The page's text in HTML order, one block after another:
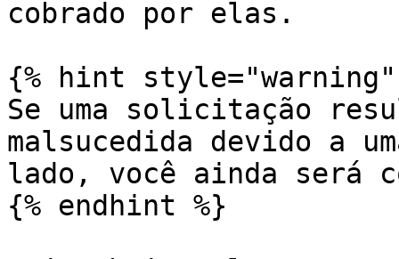
cobrado por elas.
{% hint style="warning"
Se uma solicitação
malsucedida devido a
lado, você ainda será
{% endhint %}